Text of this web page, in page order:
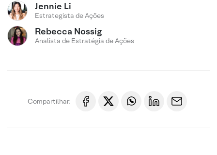
Jennie Li
Estrategista de Ações
Rebecca Nossig
Analista de Estratégia de Ações
Compartilhar: